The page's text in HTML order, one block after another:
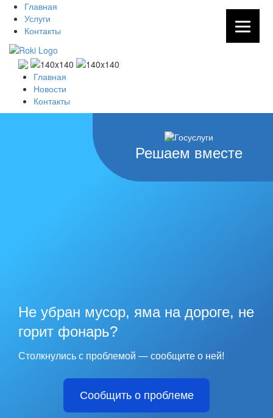
Главная
Услуги
Контакты
Главная
Новости
Контакты
Решаем вместе
Не убран мусор, яма на дороге, не
горит фонарь?
Столкнулись с проблемой — сообщите о ней!
Сообщить о проблеме